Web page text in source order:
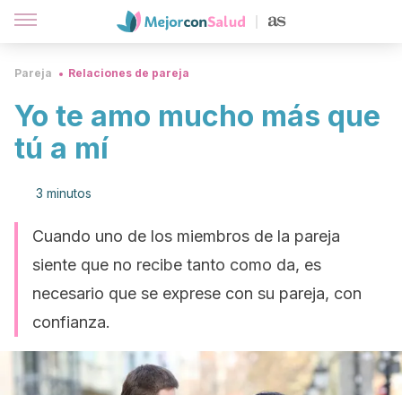
Pareja Relaciones de pareja
Yo te amo mucho más que
tú a mí
3 minutos
Cuando uno de los miembros de la pareja
siente que no recibe tanto como da, es
necesario que se exprese con su pareja, con
confianza.